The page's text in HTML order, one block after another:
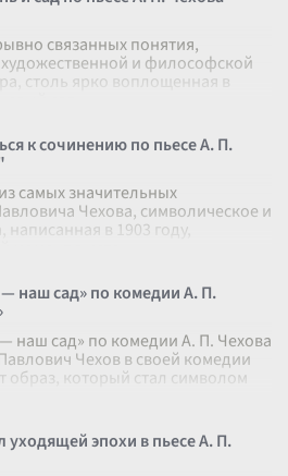
связанных понятия,
и философской
столь ярко воплощенная в
сад
к сочинению по пьесе А. П.
самых значительных
Чехова, символическое и
в 1903 году,
в исто
наш сад» по комедии А. П.
наш сад» по комедии А. П. Чехова
Чехов в своей комедии
образ, который стал символом
эпохи в пьесе А. П.